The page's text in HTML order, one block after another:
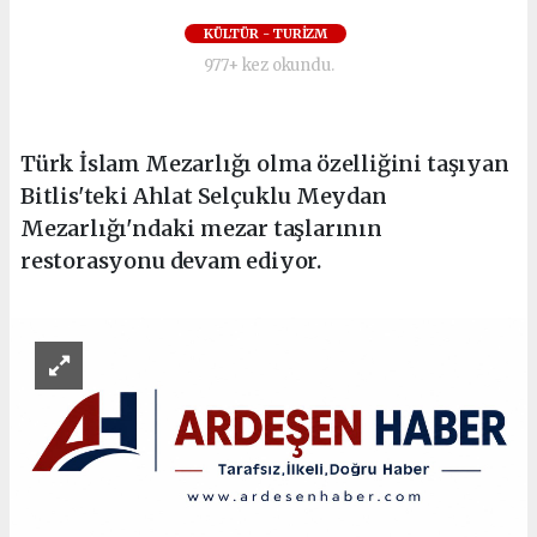
KÜLTÜR - TURİZM
977+ kez okundu.
Türk İslam Mezarlığı olma özelliğini taşıyan
Bitlis'teki Ahlat Selçuklu Meydan
Mezarlığı'ndaki mezar taşlarının
restorasyonu devam ediyor.